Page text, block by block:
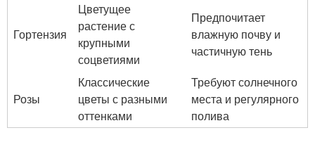
Гортензия
Цветущее
растение с
крупными
соцветиями
Предпочитает
влажную почву и
частичную тень
Розы
Классические
цветы с разными
оттенками
Требуют солнечного
места и регулярного
полива